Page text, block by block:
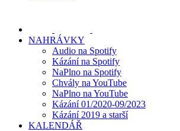
NAHRÁVKY
Audio na Spotify
Kázání na Spotify
NaPlno na Spotify
Chvály na YouTube
NaPlno na YouTube
Kázání 01/2020-09/2023
Kázání 2019 a starší
KALENDÁŘ